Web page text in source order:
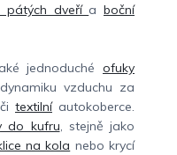
pátých dveří a boční
jednoduché ofuky
vzduchu za
či textilníautokoberce.
do kufru, stejně jako
na kola nebo krycí